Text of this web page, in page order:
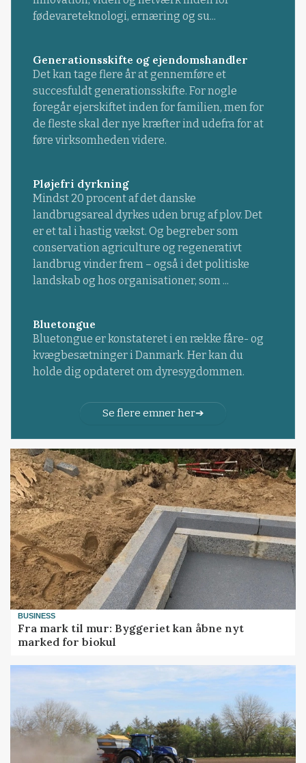
fødevareteknologi, ernæring og su...
Generationsskifte og ejendomshandler
Det kan tage flere år at gennemføre et
succesfuldt generationsskifte. For nogle
foregår ejerskiftet inden for familien, men for
de fleste skal der nye kræfter ind udefra for at
føre virksomheden videre.
Pløjefri dyrkning
Mindst 20 procent af det danske
landbrugsareal dyrkes uden brug af plov. Det
er et tal i hastig vækst. Og begreber som
conservation agriculture og regenerativt
landbrug vinder frem – også i det politiske
landskab og hos organisationer, som ...
Bluetongue
Bluetongue er konstateret i en række fåre- og
kvægbesætninger i Danmark. Her kan du
holde dig opdateret om dyresygdommen.
Se flere emner her
BUSINESS
Fra mark til mur: Byggeriet kan åbne nyt
marked for biokul